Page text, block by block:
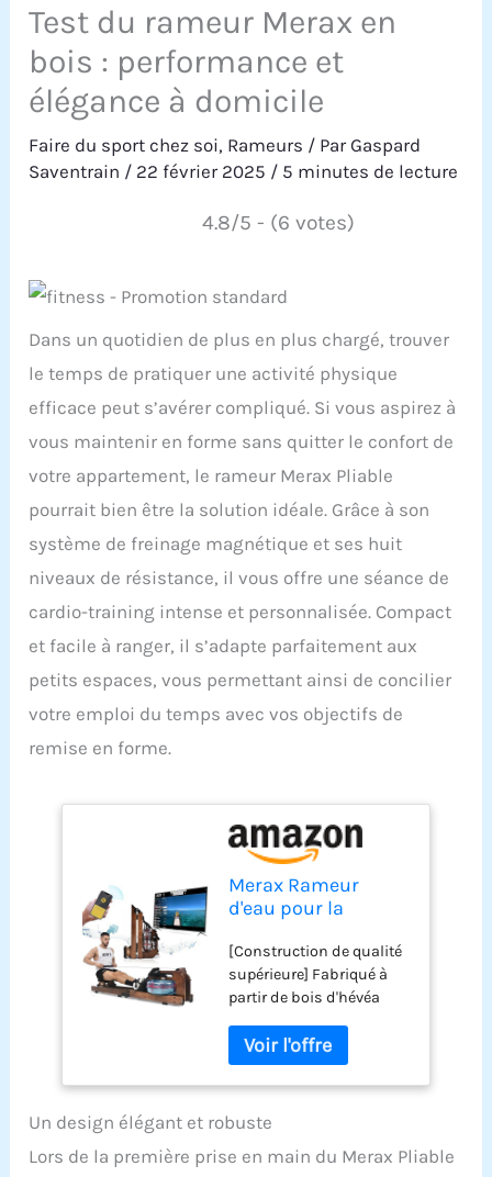
Test du rameur Merax en
bois : performance et
élégance à domicile
Faire du sport chez soi, Rameurs / ParGaspard
Saventrain / 22 février 2025 / 5 minutes de lecture
4.8/5 - (6 votes)
Dans un quotidien de plus en plus chargé, trouver
le temps de pratiquer une activité physique
efficace peut s’avérer compliqué. Si vous aspirez à
vous maintenir en forme sans quitter le confort de
votre appartement, le rameur Merax Pliable
pourrait bien être la solution idéale. Grâce à son
système de freinage magnétique et ses huit
niveaux de résistance, il vous offre une séance de
cardio-training intense et personnalisée. Compact
et facile à ranger, il s’adapte parfaitement aux
petits espaces, vous permettant ainsi de concilier
votre emploi du temps avec vos objectifs de
remise en forme.
Merax Rameur
d'eau pour la
véritable, pliable,
avec écran LCD et
support pour pad
ou téléphone
portable, siège
ergonomique, avec
application
Kinomap, jusqu'à
[Construction de qualité
supérieure] Fabriqué à
partir de bois d'hévéa
principal de notre rameur
respire l'élégance et la
résistance, garantissant
un compagnon
[Fonctionnement fluide]
Un design élégant et robuste
Lors de la première prise en main du Merax Pliable